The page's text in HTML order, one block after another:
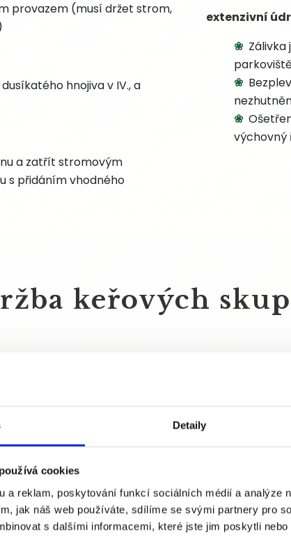
Detaily
cookies
a reklam, poskytování funkcí sociálních médií a analýze
jak náš web používáte, sdílíme se svými partnery pro
s dalšími informacemi, které jste jim poskytli
provazem (musí držet strom,
hnojiva v IV., a
a zatřít stromovým
s přidáním vhodného
extenzivní
výchovný
keřových
15 l /m2nebo rostlinu.
být stále suchý. Pro určení,
a posoudit zavlažení
2. rok
3. rok
totéž
velkého